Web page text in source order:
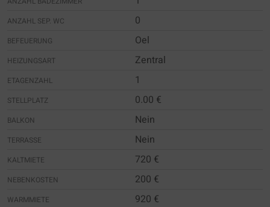
ANZAHL SEP. WC 0
BEFEUERUNG Oel
HEIZUNGSART Zentral
ETAGENZAHL 1
STELLPLATZ 0.00 €
BALKON Nein
TERRASSE Nein
KALTMIETE 720 €
NEBENKOSTEN 200 €
WARMMIETE 920 €